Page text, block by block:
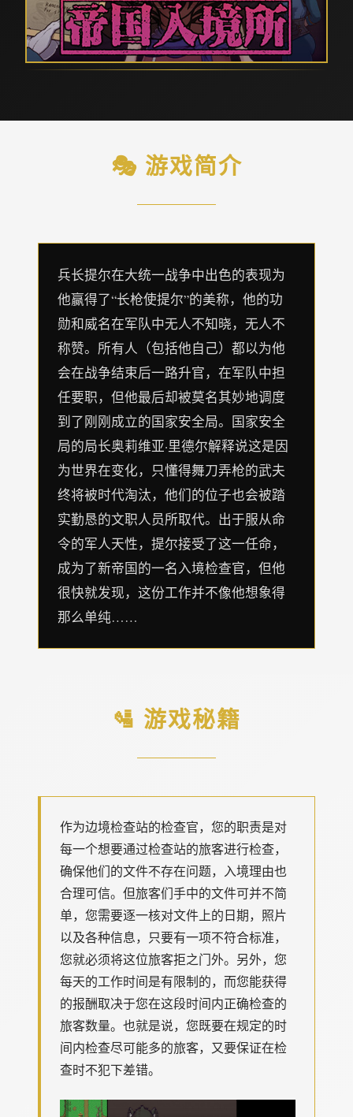
🎭 游戏简介
兵长提尔在大统一战争中出色的表现为
他赢得了“长枪使提尔”的美称，他的功
勋和威名在军队中无人不知晓，无人不
称赞。所有人（包括他自己）都以为他
会在战争结束后一路升官，在军队中担
任要职，但他最后却被莫名其妙地调度
到了刚刚成立的国家安全局。国家安全
局的局长奥莉维亚·里德尔解释说这是因
为世界在变化，只懂得舞刀弄枪的武夫
终将被时代淘汰，他们的位子也会被踏
实勤恳的文职人员所取代。出于服从命
令的军人天性，提尔接受了这一任命，
成为了新帝国的一名入境检查官，但他
很快就发现，这份工作并不像他想象得
那么单纯……
🛂 游戏秘籍
作为边境检查站的检查官，您的职责是对
每一个想要通过检查站的旅客进行检查，
确保他们的文件不存在问题，入境理由也
合理可信。但旅客们手中的文件可并不简
单，您需要逐一核对文件上的日期，照片
以及各种信息，只要有一项不符合标准，
您就必须将这位旅客拒之门外。另外，您
每天的工作时间是有限制的，而您能获得
的报酬取决于您在这段时间内正确检查的
旅客数量。也就是说，您既要在规定的时
间内检查尽可能多的旅客，又要保证在检
查时不犯下差错。